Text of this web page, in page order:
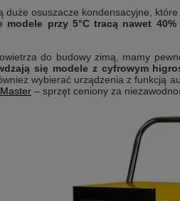
osuszacze kondensacyjne,
przy 5°C tracą nawet
do budowy zimą, mamy
się modele z cyfrowym
wybierać urządzenia z funkcją
– sprzęt ceniony za